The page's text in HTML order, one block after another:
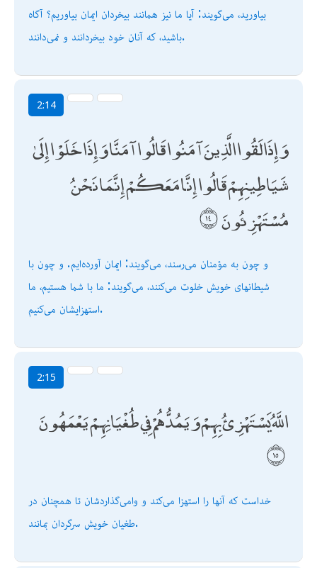
بياوريد، مى‌گويند: آيا ما نيز همانند بيخردان ايمان بياوريم؟ آگاه
باشيد، كه آنان خود بيخردانند و نمى‌دانند.
2:14
وَإِذَا لَقُوا الَّذِينَ آمَنُوا قَالُوا آمَنَّا وَإِذَا خَلَوْا إِلَىٰ
شَيَاطِينِهِمْ قَالُوا إِنَّا مَعَكُمْ إِنَّمَا نَحْنُ
مُسْتَهْزِئُونَ
و چون به مؤمنان مى‌رسند، مى‌گويند: ايمان آورده‌ايم. و چون با
شيطانهاى خويش خلوت مى‌كنند، مى‌گويند: ما با شما هستيم، ما
استهزايشان مى‌كنيم.
2:15
اللَّهُ يَسْتَهْزِئُ بِهِمْ وَيَمُدُّهُمْ فِي طُغْيَانِهِمْ يَعْمَهُونَ
خداست كه آنها را استهزا مى‌كند و وامى‌گذاردشان تا همچنان در
طغيان خويش سرگردان بمانند.